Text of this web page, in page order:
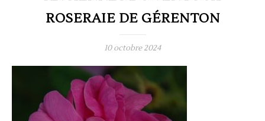
ROSERAIE DE GÉRENTON
10 octobre 2024